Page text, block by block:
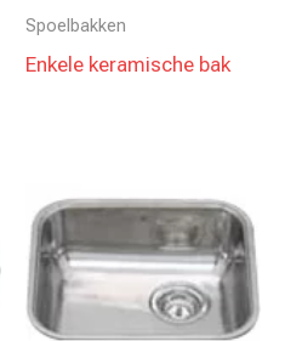
Spoelbakken
Enkele keramische bak